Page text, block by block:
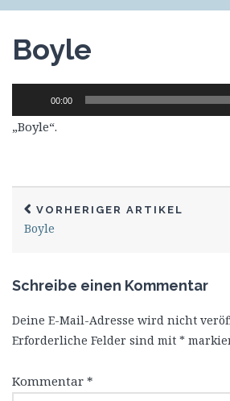
Boyle
Player
00:00
„Boyle“.
VORHERIGER ARTIKEL
Boyle
Schreibe einen Kommentar
Deine E-Mail-Adresse wird nicht
Erforderliche Felder sind mit *
Kommentar *